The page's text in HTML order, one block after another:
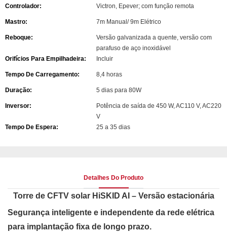
Controlador: Victron, Epever; com função remota
Mastro: 7m Manual/ 9m Elétrico
Reboque:
Versão galvanizada a quente, versão com
parafuso de aço inoxidável
Orifícios Para Empilhadeira:
Incluir
Tempo De Carregamento: 8,4 horas
Duração: 5 dias para 80W
Inversor:
Potência de saída de 450 W, AC110 V, AC220
V
Tempo De Espera:
25 a 35 dias
Detalhes Do Produto
Torre de CFTV solar HiSKID AI – Versão estacionária
Segurança inteligente e independente da rede elétrica
para implantação fixa de longo prazo.